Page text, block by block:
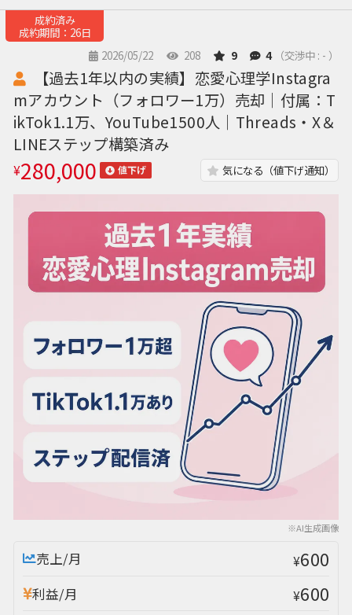
成約済み
成約期間：26日
2026/05/22
208 9 4 （交渉中 : - ）
※AI生成画像
【過去1年以内の実績】恋愛心理学Instagra
mアカウント（フォロワー1万）売却｜付属：T
ikTok1.1万、YouTube1500人｜Threads・X＆
LINEステップ構築済み
¥280,000 値下げ 気になる（値下げ通知）
売上/月 ¥600
利益/月 ¥600